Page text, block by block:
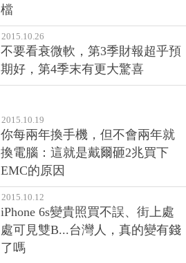
檔
2015.10.26
不要看衰微軟，第3季財報超乎預
期好，第4季末有更大驚喜
2015.10.19
你每兩年換手機，但不會兩年就
換電腦：這就是戴爾砸2兆買下
EMC的原因
2015.10.12
iPhone 6s變貴照買不誤、街上處
處可見雙B...台灣人，真的變有錢
了嗎